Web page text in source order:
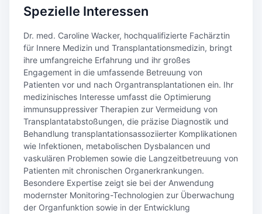
Spezielle Interessen
Dr. med. Caroline Wacker, hochqualifizierte Fachärztin
für Innere Medizin und Transplantationsmedizin, bringt
ihre umfangreiche Erfahrung und ihr großes
Engagement in die umfassende Betreuung von
Patienten vor und nach Organtransplantationen ein. Ihr
medizinisches Interesse umfasst die Optimierung
immunsuppressiver Therapien zur Vermeidung von
Transplantatabstoßungen, die präzise Diagnostik und
Behandlung transplantationsassoziierter Komplikationen
wie Infektionen, metabolischen Dysbalancen und
vaskulären Problemen sowie die Langzeitbetreuung von
Patienten mit chronischen Organerkrankungen.
Besondere Expertise zeigt sie bei der Anwendung
modernster Monitoring-Technologien zur Überwachung
der Organfunktion sowie in der Entwicklung